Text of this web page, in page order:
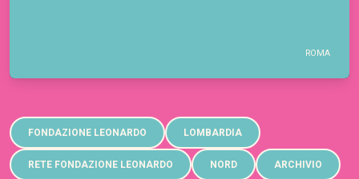
ROMA
FONDAZIONE LEONARDO LOMBARDIA
RETE FONDAZIONE LEONARDO NORD ARCHIVIO